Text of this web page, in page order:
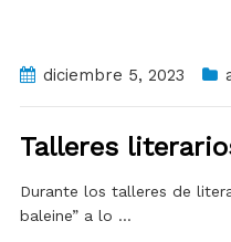
diciembre 5, 2023
Talleres
Durante los talleres de
baleine” a lo …